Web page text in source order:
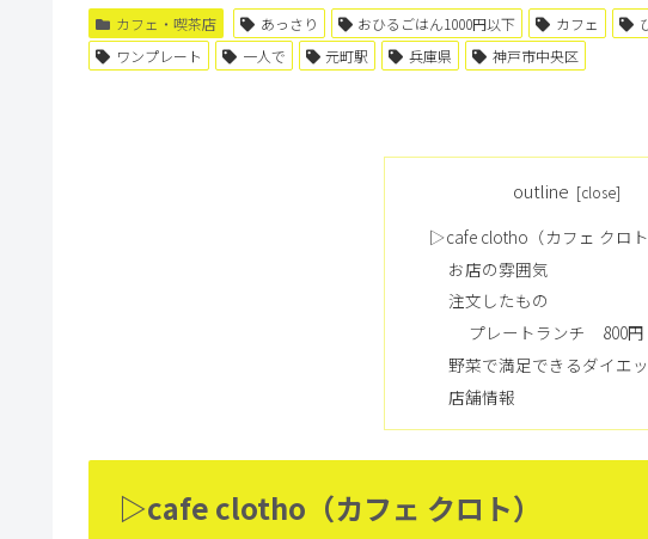
カフェ・喫茶店 あっさり おひるごはん1000円以下 カフェ
ワンプレート
一人で 元町駅 兵庫県 神戸市中央区
outline
▷cafe clotho（カフェ クロト
お店の雰囲気
注文したもの
プレートランチ 800円
野菜で満足できるダイエ
店舗情報
▷cafe clotho（カフェ クロト）